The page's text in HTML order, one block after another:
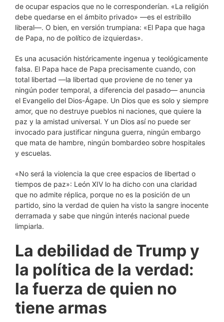
de ocupar espacios que no le corresponderían. «La religión
debe quedarse en el ámbito privado» —es el estribillo
liberal—. O bien, en versión trumpiana: «El Papa que haga
de Papa, no de político de izquierdas».
Es una acusación históricamente ingenua y teológicamente
falsa. El Papa hace de Papa precisamente cuando, con
total libertad —la libertad que proviene de no tener ya
ningún poder temporal, a diferencia del pasado— anuncia
el Evangelio del Dios-Ágape. Un Dios que es solo y siempre
amor, que no destruye pueblos ni naciones, que quiere la
paz y la amistad universal. Y un Dios así no puede ser
invocado para justificar ninguna guerra, ningún embargo
que mata de hambre, ningún bombardeo sobre hospitales
y escuelas.
«No será la violencia la que cree espacios de libertad o
tiempos de paz»: León XIV lo ha dicho con una claridad
que no admite réplica, porque no es la posición de un
partido, sino la verdad de quien ha visto la sangre inocente
derramada y sabe que ningún interés nacional puede
limpiarla.
La debilidad de Trump y
la política de la verdad:
la fuerza de quien no
tiene armas